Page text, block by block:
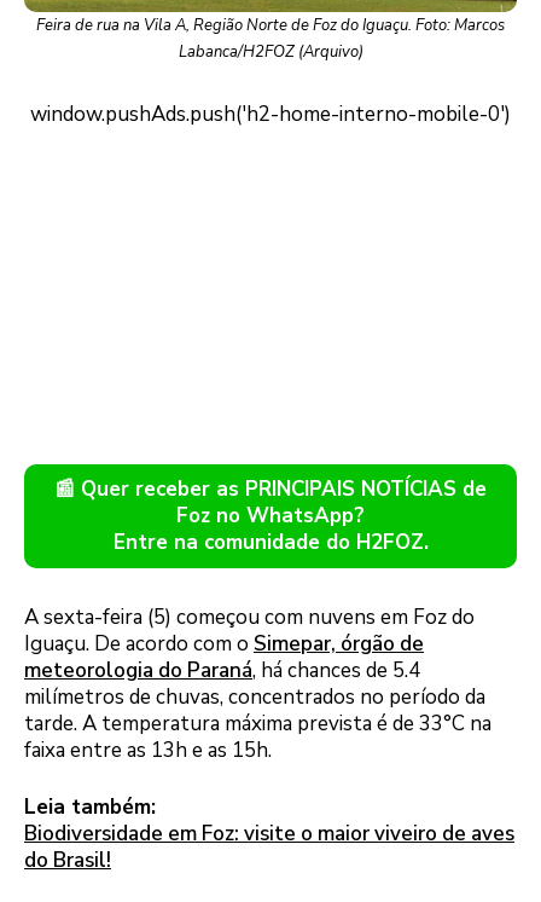
Feira de rua na Vila A, Região Norte de Foz do Iguaçu. Foto: Marcos
Labanca/H2FOZ (Arquivo)
📰 Quer receber as PRINCIPAIS NOTÍCIAS de
Foz no WhatsApp?
Entre na comunidade do H2FOZ.
A sexta-feira (5) começou com nuvens em Foz do
Iguaçu. De acordo com o Simepar, órgão de
meteorologia do Paraná, há chances de 5.4
milímetros de chuvas, concentrados no período da
tarde. A temperatura máxima prevista é de 33°C na
faixa entre as 13h e as 15h.
Leia também:
Biodiversidade em Foz: visite o maior viveiro de aves
do Brasil!